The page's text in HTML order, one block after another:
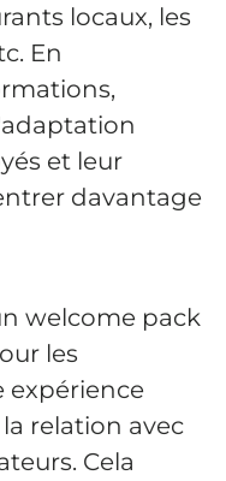
locaux, les
En
et leur
davantage
welcome pack
les
expérience
relation avec
Cela